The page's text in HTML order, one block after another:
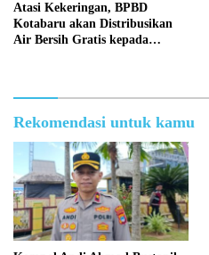
Atasi Kekeringan, BPBD
Kotabaru akan Distribusikan
Air Bersih Gratis kepada
Rekomendasi untuk kamu